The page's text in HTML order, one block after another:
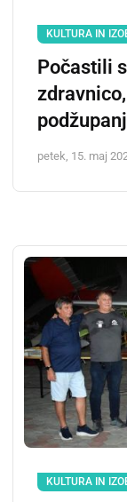
KULTURA IN
Počastili
petek, 15. maj
KULTURA IN